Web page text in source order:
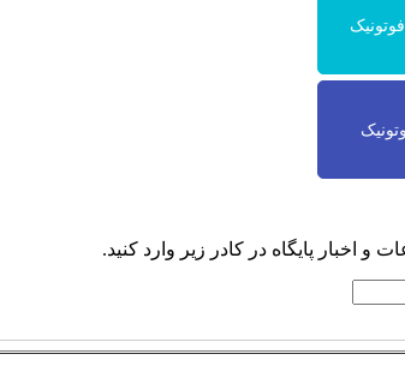
اخبار پایگاه در کادر زیر وارد کنید.